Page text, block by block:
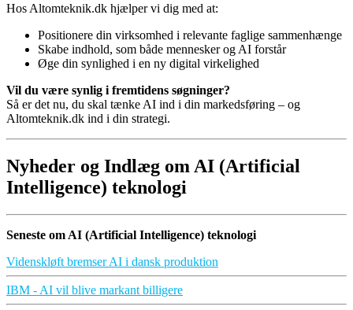
Hos Altomteknik.dk hjælper vi dig med at:
Positionere din virksomhed i relevante faglige sammenhænge
Skabe indhold, som både mennesker og AI forstår
Øge din synlighed i en ny digital virkelighed
Vil du være synlig i fremtidens søgninger?
Så er det nu, du skal tænke AI ind i din markedsføring – og
Altomteknik.dk ind i din strategi.
Nyheder og Indlæg om AI (Artificial
Intelligence) teknologi
Seneste om AI (Artificial Intelligence) teknologi
Videnskløft bremser AI i dansk produktion
IBM - AI vil blive markant billigere